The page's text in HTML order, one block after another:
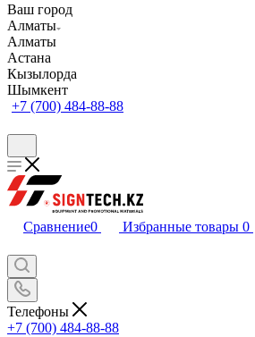
Ваш город
Алматы
Алматы
Астана
Кызылорда
Шымкент
+7 (700) 484-88-88
Сравнение0 Избранные товары 0
Телефоны
+7 (700) 484-88-88